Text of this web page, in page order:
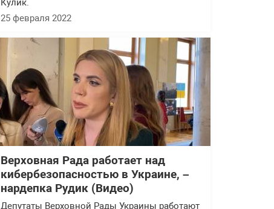
Кулик.
25 февраля 2022
Верховная Рада работает над
кибербезопасностью в Украине, –
нардепка Рудик (Видео)
Депутаты Верховной Рады Украины работают